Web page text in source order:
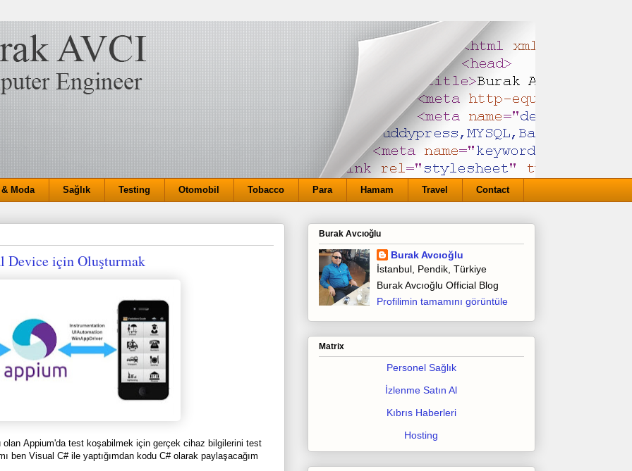
Moda Sağlık Testing Otomobil Tobacco Para Hamam Travel Contact
için Oluşturmak
Appium'da test koşabilmek için gerçek cihaz bilgilerini test
ben Visual C# ile yaptığımdan kodu C# olarak paylaşacağım
Burak Avcıoğlu
Burak Avcıoğlu
İstanbul, Pendik, Türkiye
Burak Avcıoğlu Official Blog
Profilimin tamamını görüntüle
Matrix
Personel Sağlık
İzlenme Satın Al
Kıbrıs Haberleri
Hosting